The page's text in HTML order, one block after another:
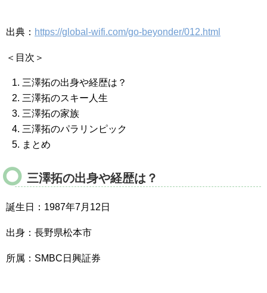
出典： https://global-wifi.com/go-beyonder/012.html
＜目次＞
三澤拓の出身や経歴は？
三澤拓のスキー人生
三澤拓の家族
三澤拓のパラリンピック
まとめ
三澤拓の出身や経歴は？
誕生日：1987年7月12日
出身：長野県松本市
所属：SMBC日興証券